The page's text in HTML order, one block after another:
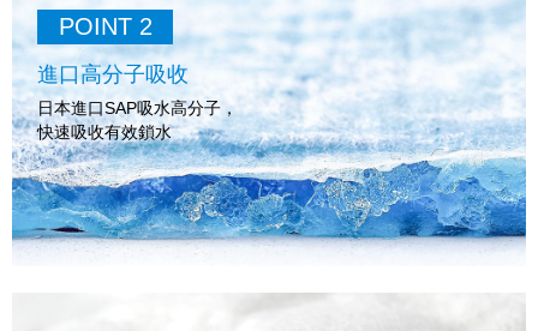
POINT 2
進口高分子吸收
日本進口SAP吸水高分子，
快速吸收有效鎖水